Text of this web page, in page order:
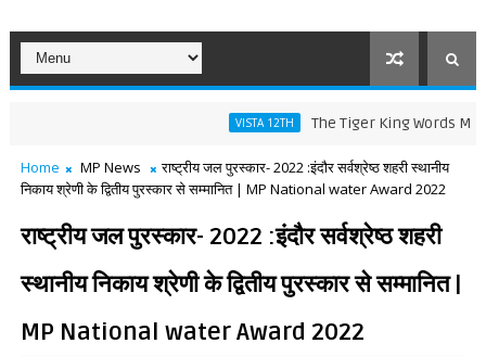
VISTA 12TH The Tiger King Words Meaning
Home MP News
राष्ट्रीय जल पुरस्कार- 2022 :इंदौर सर्वश्रेष्ठ शहरी स्थानीय
निकाय श्रेणी के द्वितीय पुरस्कार से सम्मानित | MP National water Award 2022
राष्ट्रीय जल पुरस्कार- 2022 :इंदौर सर्वश्रेष्ठ शहरी
स्थानीय निकाय श्रेणी के द्वितीय पुरस्कार से सम्मानित |
MP National water Award 2022